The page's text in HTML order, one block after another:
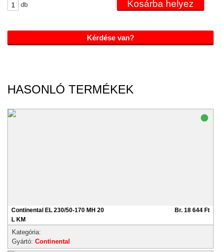
db
Kérdése van?
HASONLÓ TERMÉKEK
Continental EL 230/50-170 MH 20
L KM
Br. 18 644 Ft
Kategória:
Gyártó: Continental